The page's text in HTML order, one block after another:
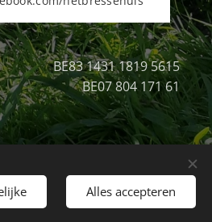
BE83 1431 1819 5615
BE07 804 171 61
Alles accepteren